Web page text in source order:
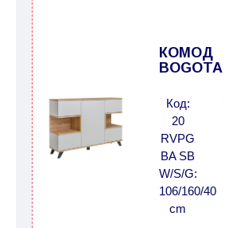
КОМОД
BOGOTA
Код:
20
RVPG
BA SB
W/S/G:
106/160/40
cm